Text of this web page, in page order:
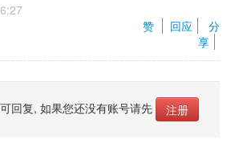
赞
回应
分
享
回复, 如果您还没有账号请先 注册